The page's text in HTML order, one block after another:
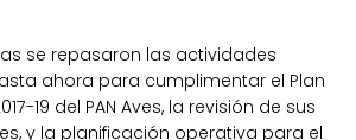
se repasaron las actividades
ahora para cumplimentar el Plan
19 del PAN Aves, la revisión de sus
y la planificación operativa para el